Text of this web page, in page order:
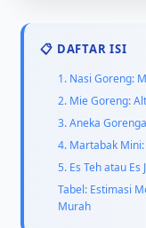
📋 DAFTAR ISI
1. Nasi Goreng:
2. Mie Goreng:
3. Aneka
4. Martabak
5. Es Teh atau
Tabel: Estimasi
Murah